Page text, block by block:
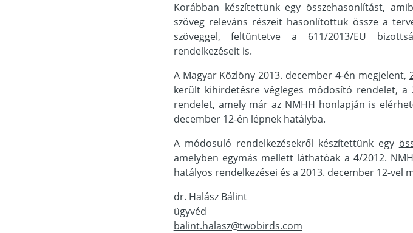
Korábban készítettünk egy összehasonlítást,
szöveg releváns részeit hasonlítottuk össze a
szöveggel, feltüntetve a 611/2013/EU
rendelkezéseit is.
A Magyar Közlöny 2013. december 4-én megjelent,
került kihirdetésre végleges módosító rendelet, a
rendelet, amely már az NMHH honlapján is
december 12-én lépnek hatályba.
A módosuló rendelkezésekről készítettünk egy
amelyben egymás mellett láthatóak a 4/2012.
hatályos rendelkezései és a 2013. december 12-vel
dr. Halász Bálint
ügyvéd
balint.halasz@twobirds.com